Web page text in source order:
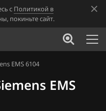
с Политикой в
покиньте сайт.
EMS 6104
EMS